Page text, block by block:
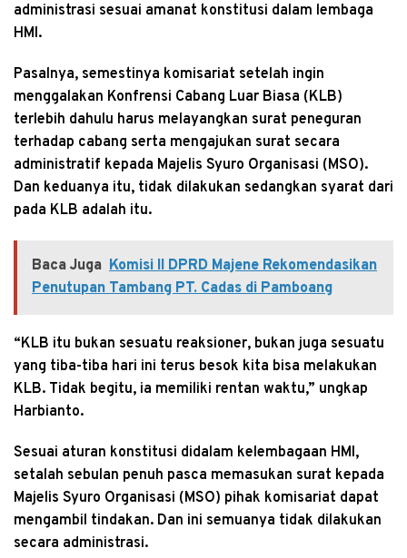
administrasi sesuai amanat konstitusi dalam lembaga
HMI.
Pasalnya, semestinya komisariat setelah ingin
menggalakan Konfrensi Cabang Luar Biasa (KLB)
terlebih dahulu harus melayangkan surat peneguran
terhadap cabang serta mengajukan surat secara
administratif kepada Majelis Syuro Organisasi (MSO).
Dan keduanya itu, tidak dilakukan sedangkan syarat dari
pada KLB adalah itu.
Baca Juga Komisi II DPRD Majene Rekomendasikan
Penutupan Tambang PT. Cadas di Pamboang
“KLB itu bukan sesuatu reaksioner, bukan juga sesuatu
yang tiba-tiba hari ini terus besok kita bisa melakukan
KLB. Tidak begitu, ia memiliki rentan waktu,” ungkap
Harbianto.
Sesuai aturan konstitusi didalam kelembagaan HMI,
setalah sebulan penuh pasca memasukan surat kepada
Majelis Syuro Organisasi (MSO) pihak komisariat dapat
mengambil tindakan. Dan ini semuanya tidak dilakukan
secara administrasi.